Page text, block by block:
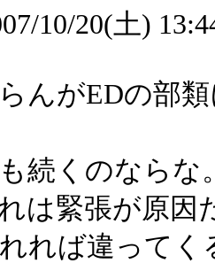
10/20(土)
んがEDの部
続くのならな
は緊張が原因
れば違ってく